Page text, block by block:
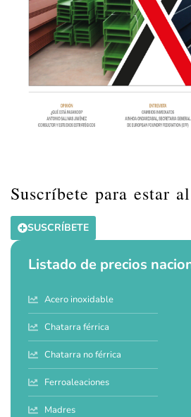
Suscríbete para estar
SUSCRÍBETE
Listado de precios
Acero inoxidable
Chatarra férrica
Chatarra no férrica
Ferroaleaciones
Madres